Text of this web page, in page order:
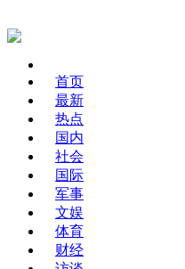
首页
最新
热点
国内
社会
国际
军事
文娱
体育
财经